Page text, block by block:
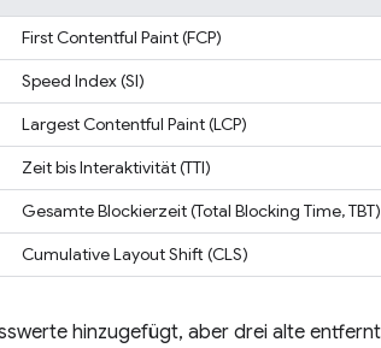
First Contentful Paint (FCP)
Speed Index (SI)
Largest Contentful Paint (LCP)
Zeit bis Interaktivität (TTI)
Gesamte Blockierzeit (Total Blocking Time, TBT)
Cumulative Layout Shift (CLS)
hinzugefügt, aber drei alte